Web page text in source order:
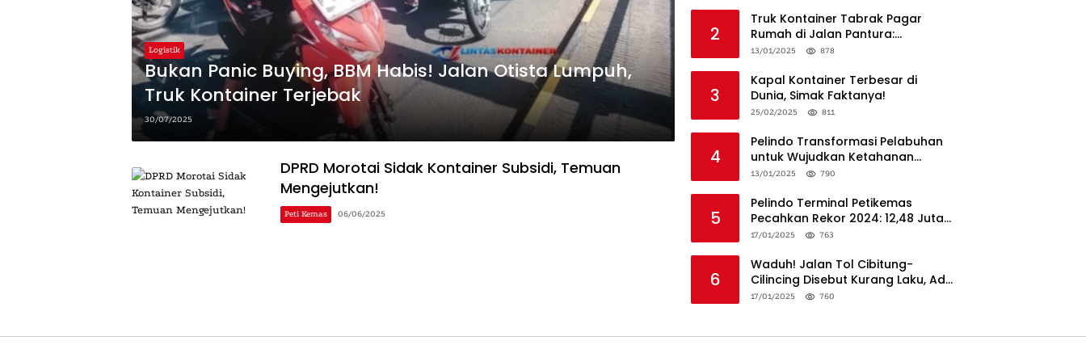
Logistik
Bukan Panic Buying, BBM Habis! Jalan Otista Lumpuh,
Truk Kontainer Terjebak
30/07/2025
DPRD Morotai Sidak Kontainer Subsidi, Temuan
Mengejutkan!
Peti Kemas 06/06/2025
2
Truk Kontainer Tabrak Pagar
Rumah di Jalan Pantura:
Kronologi dan Langkah
13/01/2025 878
3
Kapal Kontainer Terbesar di
Dunia, Simak Faktanya!
25/02/2025 811
4
Pelindo Transformasi Pelabuhan
untuk Wujudkan Ketahanan
Logistik dan Daya Saing Global
13/01/2025 790
5
Pelindo Terminal Petikemas
Pecahkan Rekor 2024: 12,48 Juta
TEUs, Bukti Keunggulan Logistik
17/01/2025 763
6
Waduh! Jalan Tol Cibitung-
Cilincing Disebut Kurang Laku, Ada
Apa?
17/01/2025 760